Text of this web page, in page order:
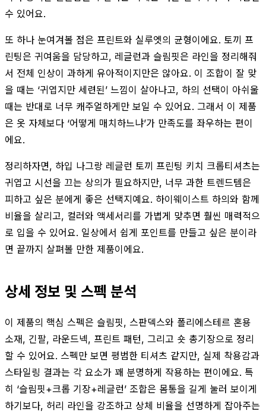
수 있어요.
또 하나 눈여겨볼 점은 프린트와 실루엣의 균형이에요. 토끼 프
린팅은 귀여움을 담당하고, 레글런과 슬림핏은 라인을 정리해줘
서 전체 인상이 과하게 유아적이지만은 않아요. 이 조합이 잘 맞
을 때는 ‘귀엽지만 세련된’ 느낌이 살아나고, 하의 선택이 아쉬울
때는 반대로 너무 캐주얼하게만 보일 수 있어요. 그래서 이 제품
은 옷 자체보다 ‘어떻게 매치하느냐’가 만족도를 좌우하는 편이
에요.
정리하자면, 하입 나그랑 레글런 토끼 프린팅 키치 크롭티셔츠는
귀엽고 시선을 끄는 상의가 필요하지만, 너무 과한 트렌드템은
피하고 싶은 분에게 좋은 선택지예요. 하이웨이스트 하의와 함께
비율을 살리고, 컬러와 액세서리를 가볍게 맞추면 훨씬 매력적으
로 입을 수 있어요. 일상에서 쉽게 포인트를 만들고 싶은 분이라
면 끝까지 살펴볼 만한 제품이에요.
상세 정보 및 스펙 분석
이 제품의 핵심 스펙은 슬림핏, 스판덱스와 폴리에스테르 혼용
소재, 긴팔, 라운드넥, 프린트 패턴, 그리고 숏 총기장으로 정리
할 수 있어요. 스펙만 보면 평범한 티셔츠 같지만, 실제 착용감과
스타일링 결과는 각 요소가 꽤 분명하게 작용하는 편이에요. 특
히 ‘슬림핏+크롭 기장+레글런’ 조합은 몸통을 길게 눌러 보이게
하기보다, 허리 라인을 강조하고 상체 비율을 선명하게 잡아주는